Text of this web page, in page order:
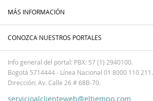
MÁS INFORMACIÓN
CONOZCA NUESTROS PORTALES
Info general del portal: PBX: 57 (1) 2940100.
Bogotá 5714444 - Línea Nacional 01 8000 110 211.
Dirección: Av. Calle 26 # 68B-70.
servicioalclienteweb@eltiempo.com